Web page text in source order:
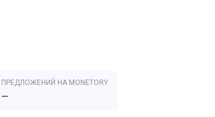
ПРЕДЛОЖЕНИЙ НА MONETORY
—